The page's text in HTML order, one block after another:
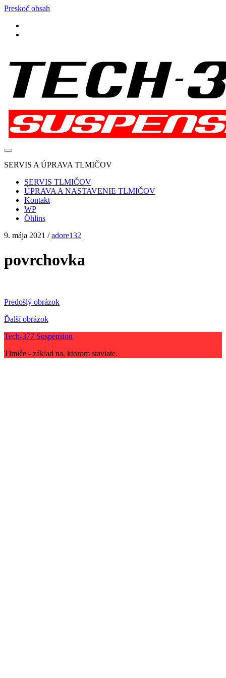
Preskoč obsah
377
Suspension
SERVIS A ÚPRAVA TLMIČOV
SERVIS TLMIČOV
ÚPRAVA A NASTAVENIE TLMIČOV
Kontakt
WP
Öhlins
9. mája 2021 /adore132
povrchovka
Predošlý obrázok
Ďalší obrázok
Tech-377 Suspension
Tlmiče - základ na, ktorom staviate.